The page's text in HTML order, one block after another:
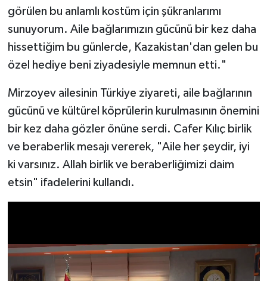
görülen bu anlamlı kostüm için şükranlarımı
sunuyorum. Aile bağlarımızın gücünü bir kez daha
hissettiğim bu günlerde, Kazakistan'dan gelen bu
özel hediye beni ziyadesiyle memnun etti."
Mirzoyev ailesinin Türkiye ziyareti, aile bağlarının
gücünü ve kültürel köprülerin kurulmasının önemini
bir kez daha gözler önüne serdi. Cafer Kılıç birlik
ve beraberlik mesajı vererek, "Aile her şeydir, iyi
ki varsınız. Allah birlik ve beraberliğimizi daim
etsin" ifadelerini kullandı.